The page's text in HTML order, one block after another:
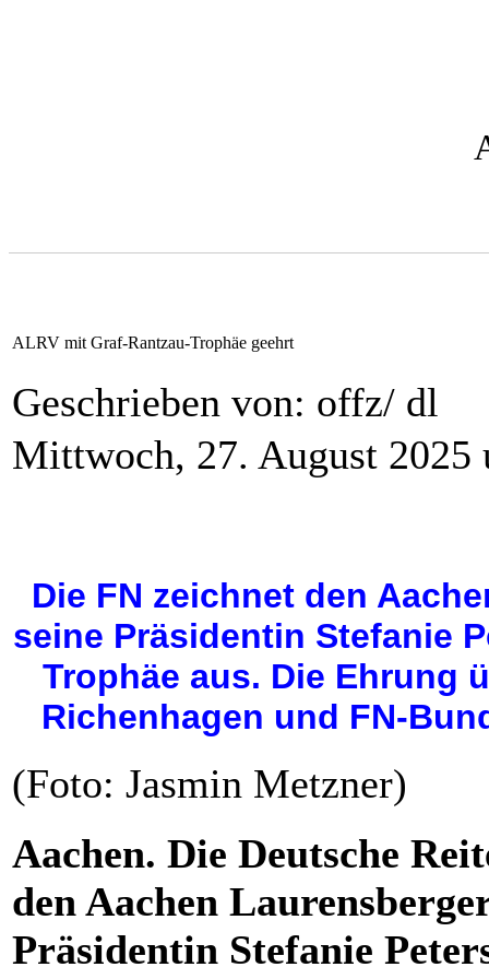
ALRV mit Graf-Rantzau-Trophäe geehrt
Geschrieben von: offz/ dl
Mittwoch, 27. August 2025
Die FN zeichnet den
seine Präsidentin Stefanie
Trophäe aus. Die Ehrung
Richenhagen und FN-
(Foto: Jasmin Metzner)
Aachen. Die Deutsche
den Aachen
Präsidentin Stefanie